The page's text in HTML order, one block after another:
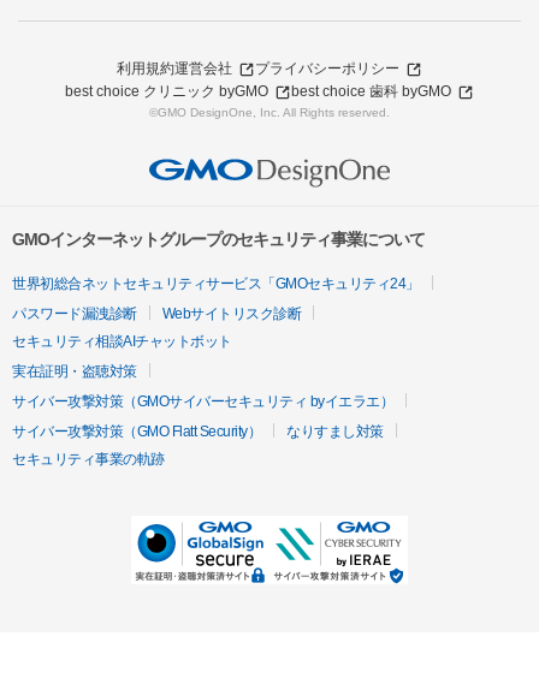
利用規約運営会社
プライバシーポリシー
best choice クリニック byGMO
best choice 歯科 byGMO
©GMO DesignOne, Inc. All Rights reserved.
GMOインターネットグループのセキュリティ事業について
世界初総合ネットセキュリティサービス「GMOセキュリティ24」
パスワード漏洩診断
Webサイトリスク診断
セキュリティ相談AIチャットボット
実在証明・盗聴対策
サイバー攻撃対策（GMOサイバーセキュリティ byイエラエ）
サイバー攻撃対策（GMO Flatt Security）
なりすまし対策
セキュリティ事業の軌跡